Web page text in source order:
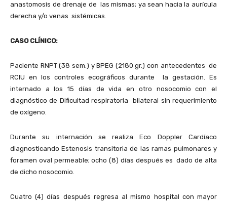
anastomosis de drenaje de las mismas; ya sean hacia la aurícula
derecha y/o venas sistémicas.
CASO CLÍNICO:
Paciente RNPT (38 sem.) y BPEG (2180 gr.) con antecedentes de
RCIU en los controles ecográficos durante la gestación. Es
internado a los 15 días de vida en otro nosocomio con el
diagnóstico de Dificultad respiratoria bilateral sin requerimiento
de oxígeno.
Durante su internación se realiza Eco Doppler Cardíaco
diagnosticando Estenosis transitoria de las ramas pulmonares y
foramen oval permeable; ocho (8) días después es dado de alta
de dicho nosocomio.
Cuatro (4) días después regresa al mismo hospital con mayor